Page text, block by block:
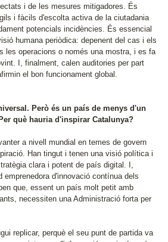
i de les mesures mitigadores. És
i fàcils d'escolta activa de la ciutadania
potencials incidències. És essencial
humana periòdica: depenent del cas i els
les operacions o només una mostra, i es fa
I, finalment, calen auditories per part
el bon funcionament global.
Però és un país de menys d'un
què hauria d'inspirar Catalunya?
a nivell mundial en temes de govern
Han tingut i tenen una visió política i
clara i potent de país digital. I,
emprenedora d'innovació contínua dels
que, essent un país molt petit amb
necessiten una Administració forta per
replicar, perquè el seu punt de partida va